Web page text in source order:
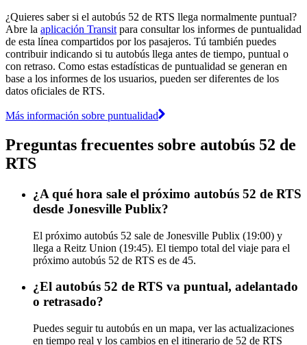
¿Quieres saber si el autobús 52 de RTS llega normalmente puntual?
Abre la aplicación Transit para consultar los informes de puntualidad
de esta línea compartidos por los pasajeros. Tú también puedes
contribuir indicando si tu autobús llega antes de tiempo, puntual o
con retraso. Como estas estadísticas de puntualidad se generan en
base a los informes de los usuarios, pueden ser diferentes de los
datos oficiales de RTS.
Más información sobre puntualidad
Preguntas frecuentes sobre autobús 52 de
RTS
¿A qué hora sale el próximo autobús 52 de RTS
desde Jonesville Publix?
El próximo autobús 52 sale de Jonesville Publix (19:00) y
llega a Reitz Union (19:45). El tiempo total del viaje para el
próximo autobús 52 de RTS es de 45.
¿El autobús 52 de RTS va puntual, adelantado
o retrasado?
Puedes seguir tu autobús en un mapa, ver las actualizaciones
en tiempo real y los cambios en el itinerario de 52 de RTS